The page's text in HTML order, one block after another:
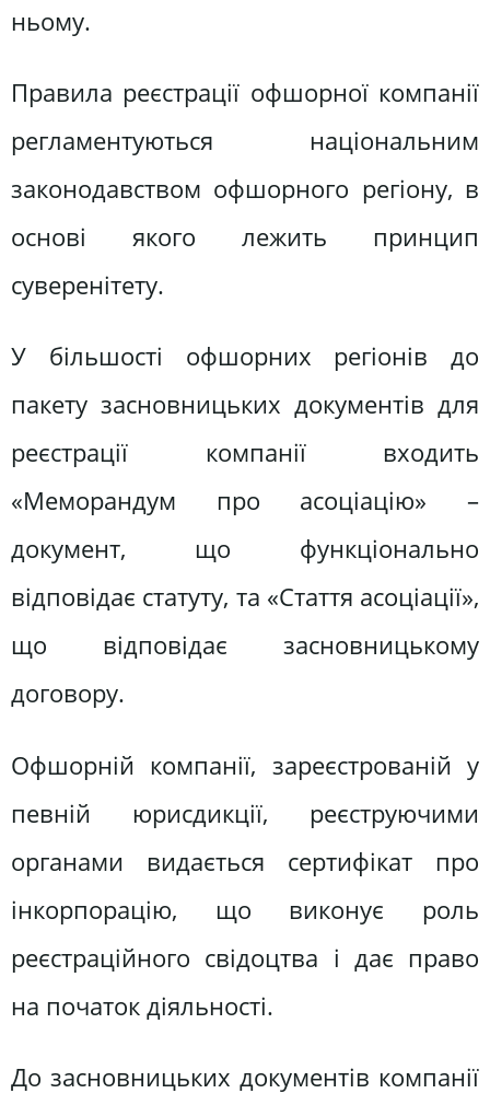
ньому.
Правила реєстрації офшорної компанії
регламентуються національним
законодавством офшорного регіону, в
основі якого лежить принцип
суверенітету.
У більшості офшорних регіонів до
пакету засновницьких документів для
реєстрації компанії входить
«Меморандум про асоціацію» –
документ, що функціонально
відповідає статуту, та «Стаття асоціації»,
що відповідає засновницькому
договору.
Офшорній компанії, зареєстрованій у
певній юрисдикції, реєструючими
органами видається сертифікат про
інкорпорацію, що виконує роль
реєстраційного свідоцтва і дає право
на початок діяльності.
До засновницьких документів компанії